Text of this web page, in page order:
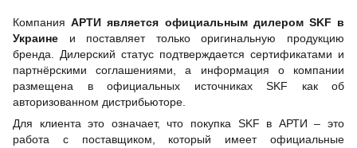
КомпанияАРТИ является официальным дилером SKF в
Украине и поставляет только оригинальную продукцию
бренда. Дилерский статус подтверждается сертификатами и
партнёрскими соглашениями, а информация о компании
размещена в официальных источниках SKF как об
авторизованном дистрибьюторе.
Для клиента это означает, что покупка SKF в АРТИ – это
работа с поставщиком, который имеет официальные